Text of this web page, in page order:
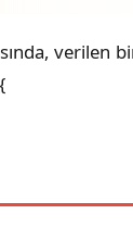
verilen